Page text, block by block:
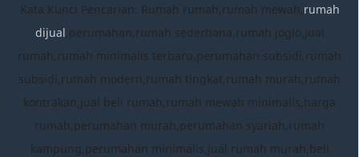
Kata Kunci Pencarian: Rumah rumah,rumah mewah,rumah
dijual,perumahan,rumah sederhana,rumah joglo,jual
rumah,rumah minimalis terbaru,perumahan subsidi,rumah
subsidi,rumah modern,rumah tingkat,rumah murah,rumah
kontrakan,jual beli rumah,rumah mewah minimalis,harga
rumah,perumahan murah,perumahan syariah,rumah
kampung,perumahan minimalis,jual rumah murah,beli